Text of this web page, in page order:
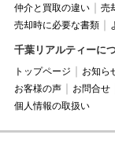
仲介と買取の違い
売
売却時に必要な書類
千葉リアルティーに
トップページ お知ら
お客様の声
お問合せ
個人情報の取扱い